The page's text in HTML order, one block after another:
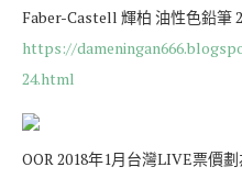
Faber-Castell 輝柏 油性色鉛筆
https://
24.html
OOR 2018年1月台灣LIVE票價